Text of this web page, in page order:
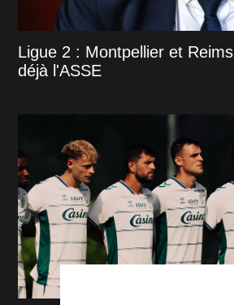
Ligue 2 : Montpellier et
déjà l'ASSE